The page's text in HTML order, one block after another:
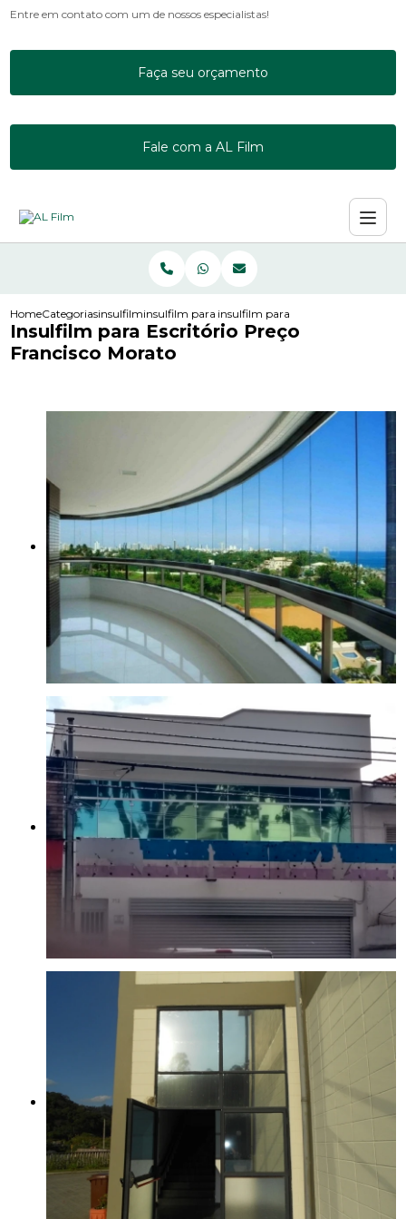
Entre em contato com um de nossos especialistas!
Faça seu orçamento
Fale com a AL Film
HomeCategoriasinsulfilminsulfilm para janela de apartamento
insulfilm para escritorio preco
Insulfilm para Escritório Preço
Francisco Morato